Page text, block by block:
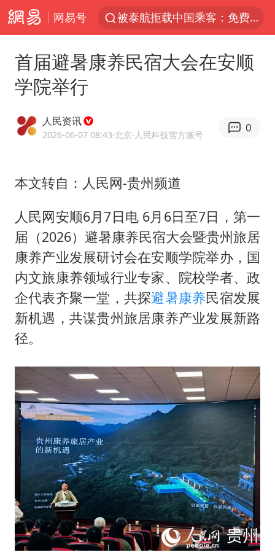
网易号
台风白海豚可能在浙江登陆
38岁山东财大教授刘海明逝世
《Monica》填词人黎彼得去世
人贩子“梅姨”真实姓名曝光
如何把百年大党建设得更加坚强有力
一枚俄导弹都没击落 泽连斯基发声
多专业取消艺考 文化工作者要有文化
“银行午休1.5小时”留个窗口行不行
总书记关心百姓身边这些民生大事
首届避暑康养民宿大会在安顺
学院举行
人民资讯
2026-06-07 08:43·北京·人民科技官方账号
0
本文转自：人民网-贵州频道
人民网安顺6月7日电 6月6日至7日，第一
届（2026）避暑康养民宿大会暨贵州旅居
康养产业发展研讨会在安顺学院举办，国
内文旅康养领域行业专家、院校学者、政
企代表齐聚一堂，共探避暑康养民宿发展
新机遇，共谋贵州旅居康养产业发展新路
径。